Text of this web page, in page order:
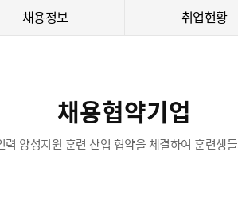
채용정보 취업현황
채용협약기업
양성지원 훈련 산업 협약을 체결하여 훈련생